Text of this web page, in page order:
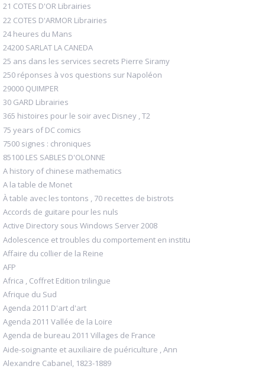
21 COTES D'OR Librairies
22 COTES D'ARMOR Librairies
24 heures du Mans
24200 SARLAT LA CANEDA
25 ans dans les services secrets Pierre Siramy
250 réponses à vos questions sur Napoléon
29000 QUIMPER
30 GARD Librairies
365 histoires pour le soir avec Disney , T2
75 years of DC comics
7500 signes : chroniques
85100 LES SABLES D'OLONNE
A history of chinese mathematics
A la table de Monet
À table avec les tontons , 70 recettes de bistrots
Accords de guitare pour les nuls
Active Directory sous Windows Server 2008
Adolescence et troubles du comportement en institu
Affaire du collier de la Reine
AFP
Africa , Coffret Edition trilingue
Afrique du Sud
Agenda 2011 D'art d'art
Agenda 2011 Vallée de la Loire
Agenda de bureau 2011 Villages de France
Aide-soignante et auxiliaire de puériculture , Ann
Alexandre Cabanel, 1823-1889